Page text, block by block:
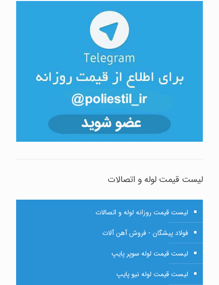
لیست قیمت لوله و اتصالات
لیست قیمت روزانه لوله و اتصالات
فولاد پیشگان - فروش آهن آلات
لیست قیمت لوله سوپر پایپ
لیست قیمت لوله نیو پایپ